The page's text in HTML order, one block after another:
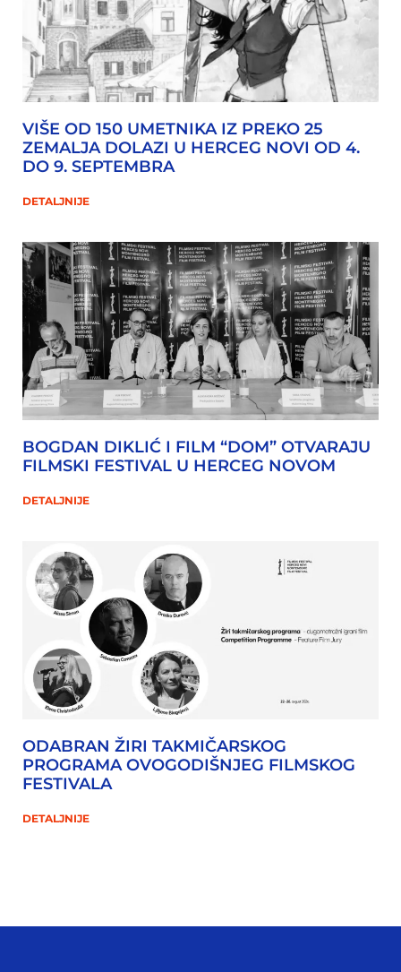
VIŠE OD 150 UMETNIKA IZ PREKO 25
ZEMALJA DOLAZI U HERCEG NOVI OD 4.
DO 9. SEPTEMBRA
DETALJNIJE
BOGDAN DIKLIĆ I FILM “DOM” OTVARAJU
FILMSKI FESTIVAL U HERCEG NOVOM
DETALJNIJE
ODABRAN ŽIRI TAKMIČARSKOG
PROGRAMA OVOGODIŠNJEG FILMSKOG
FESTIVALA
DETALJNIJE